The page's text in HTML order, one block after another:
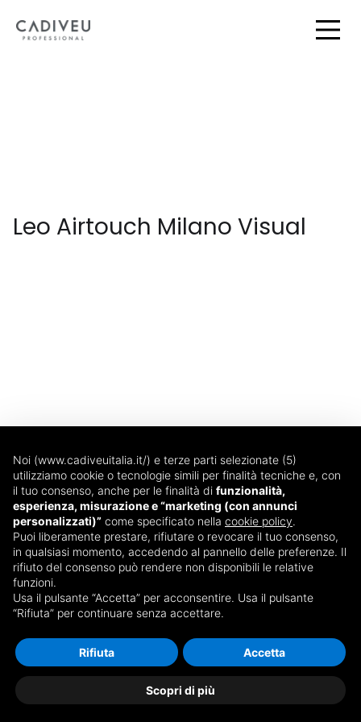
to
Leo Airtouch Milano Visual
Via T. Edison, 14
20090 - Trezzano sul Naviglio (MI)
Dal lunedì al venerdì
08:30 - 13:00 e 14:00 - 18:00
Tel: 02 87074560
Fax: 02 87074561
webmarketing@icemilano.it
Copyright © 2026 @ ICE s.r.l. · P. IVA 08025010961 ·
Privacy policy · All rights reserved
Noi (www.cadiveuitalia.it/) e terze parti selezionate (5)
utilizziamo cookie o tecnologie simili per finalità tecniche e, con
il tuo consenso, anche per le finalità di funzionalità,
esperienza, misurazione e “marketing (con annunci
personalizzati)” come specificato nella cookie policy.
Puoi liberamente prestare, rifiutare o revocare il tuo consenso,
in qualsiasi momento, accedendo al pannello delle preferenze. Il
rifiuto del consenso può rendere non disponibili le relative
funzioni.
Usa il pulsante “Accetta” per acconsentire. Usa il pulsante
“Rifiuta” per continuare senza accettare.
Scopri di più
Rifiuta Accetta